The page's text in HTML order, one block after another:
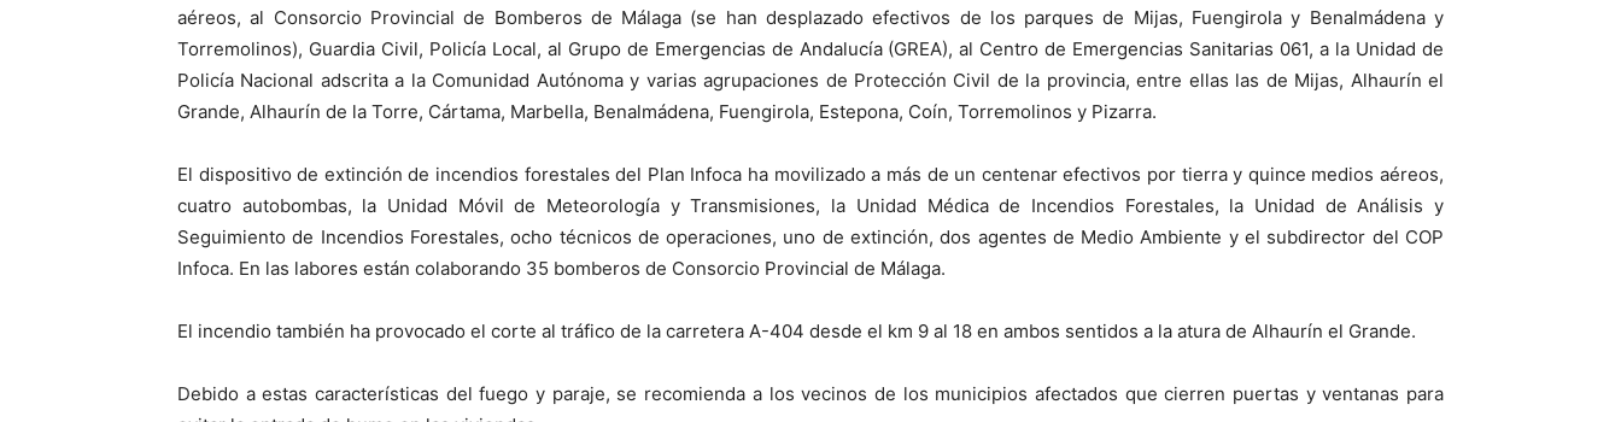
aéreos, al Consorcio Provincial de Bomberos de Málaga (se han desplazado efectivos de los parques de Mijas, Fuengirola y Benalmádena y
Torremolinos), Guardia Civil, Policía Local, al Grupo de Emergencias de Andalucía (GREA), al Centro de Emergencias Sanitarias 061, a la Unidad de
Policía Nacional adscrita a la Comunidad Autónoma y varias agrupaciones de Protección Civil de la provincia, entre ellas las de Mijas, Alhaurín el
Grande, Alhaurín de la Torre, Cártama, Marbella, Benalmádena, Fuengirola, Estepona, Coín, Torremolinos y Pizarra.
El dispositivo de extinción de incendios forestales del Plan Infoca ha movilizado a más de un centenar efectivos por tierra y quince medios aéreos,
cuatro autobombas, la Unidad Móvil de Meteorología y Transmisiones, la Unidad Médica de Incendios Forestales, la Unidad de Análisis y
Seguimiento de Incendios Forestales, ocho técnicos de operaciones, uno de extinción, dos agentes de Medio Ambiente y el subdirector del COP
Infoca. En las labores están colaborando 35 bomberos de Consorcio Provincial de Málaga.
El incendio también ha provocado el corte al tráfico de la carretera A-404 desde el km 9 al 18 en ambos sentidos a la atura de Alhaurín el Grande.
Debido a estas características del fuego y paraje, se recomienda a los vecinos de los municipios afectados que cierren puertas y ventanas para